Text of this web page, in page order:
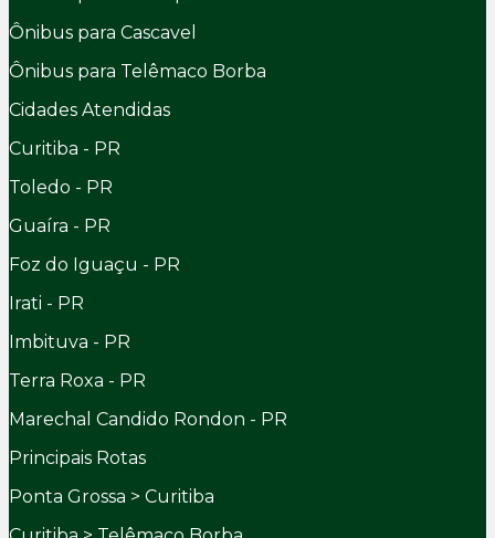
Ônibus para Cascavel
Ônibus para Telêmaco Borba
Cidades Atendidas
Curitiba - PR
Toledo - PR
Guaíra - PR
Foz do Iguaçu - PR
Irati - PR
Imbituva - PR
Terra Roxa - PR
Marechal Candido Rondon - PR
Principais Rotas
Ponta Grossa > Curitiba